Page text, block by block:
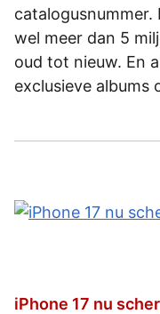
wel meer dan 5
oud tot nieuw. En
exclusieve albums
iPhone 17 nu